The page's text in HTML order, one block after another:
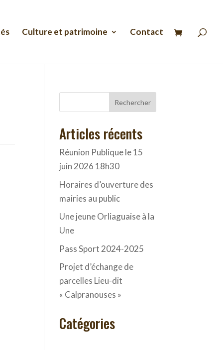
Culture et patrimoine Contact
Rechercher
Articles récents
Réunion Publique le 15
juin 2026 18h30
Horaires d’ouverture des
mairies au public
Une jeune Orliaguaise à la
Une
Pass Sport 2024-2025
Projet d’échange de
parcelles Lieu-dit
« Calpranouses »
Catégories